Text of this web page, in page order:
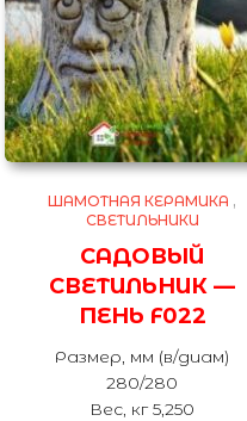
ШАМОТНАЯ КЕРАМИКА ,
СВЕТИЛЬНИКИ
САДОВЫЙ
СВЕТИЛЬНИК —
ПЕНЬ F022
Размер, мм (в/диам)
280/280
Вес, кг 5,250